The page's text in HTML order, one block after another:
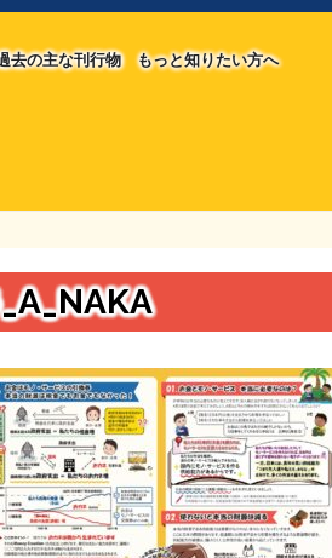
去の主な刊行物 もっと知りたい方へ
用語集